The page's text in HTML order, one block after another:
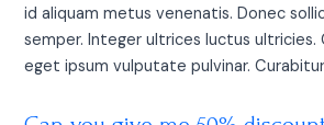
id aliquam metus venenatis. Donec
semper. Integer ultrices luctus ultricies.
eget ipsum vulputate pulvinar.